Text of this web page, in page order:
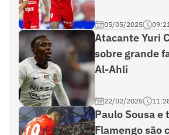
05/05/2025
Atacante Yuri
sobre grande
Al-Ahli
22/02/2025
Paulo Sousa e
Flamengo são